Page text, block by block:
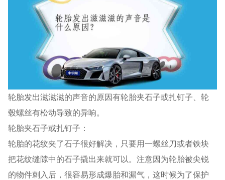
轮胎发出滋滋滋的声音的原因有轮胎夹石子或扎钉子、轮
毂螺丝有松动导致的异响。
轮胎夹石子或扎钉子：
轮胎的花纹夹了石子很好解决，只要用一螺丝刀或者铁块
把花纹缝隙中的石子撬出来就可以。注意因为轮胎被尖锐
的物件刺入后，很容易形成爆胎和漏气，这时候为了保护